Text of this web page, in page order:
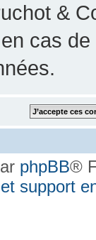
&
cas
phpBB®
support